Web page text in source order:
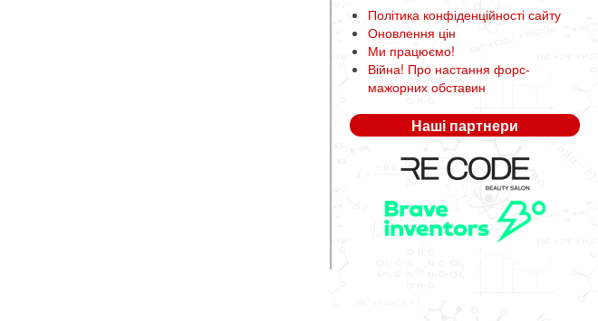
Політика конфіденційності сайту
Оновлення цін
Ми працюємо!
Війна! Про настання форс-
мажорних обставин
Наші партнери